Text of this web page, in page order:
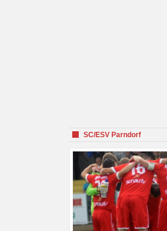
SC/ESV Parndorf